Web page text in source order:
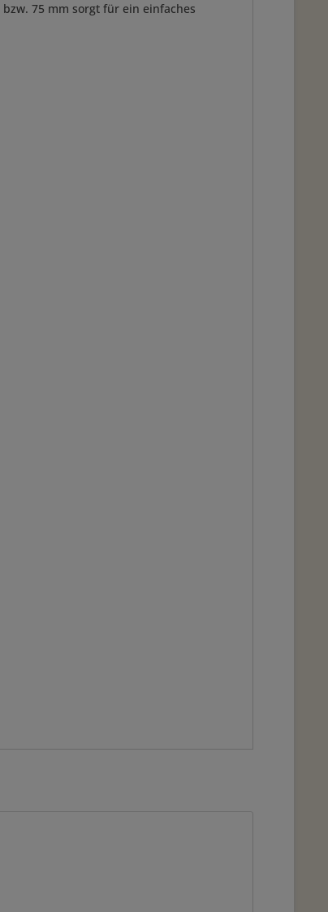
75 mm sorgt für ein einfaches